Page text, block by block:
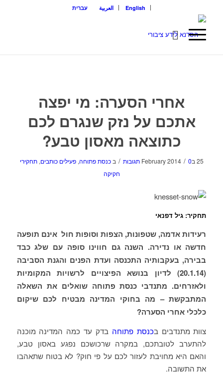
English العربية עברית
אחרי הסערה: מי יפצה
אתכם על נזק שנגרם לכם
כתוצאה מאסון טבע?
25 בFebruary 2014 / 0 תגובות / בכנסת פתוחה,פעילים כותבים,תחקירי
חקיקה
תחקיר: גיל דפנאי
רעידות אדמה, שטפונות, הצפות וסופות חול אינם תופעה
חדשה או נדירה. השנה גם חווינו סופה עם שלג כבד
בבירה, בעקבותיה התכנסה ועדת הפנים והגנת הסביבה
(20.1.14) לדיון בנושא הפיצויים לרשויות המקומיות
ולאזרחים. מתנדבי כנסת פתוחה שואלים את השאלה
המתבקשת – מה בחוקי המדינה מבטיח לכם שיקום
כלכלי אחרי הסערה?
צוות מתנדבים בכנסת פתוחה בדק עד כמה המדינה מוכנה
להתערב לטובתכם, במקרה שרכושכם נפגע באסון טבע,
והאם היא מחויבת לעזור לכם על פי חוק? לא בטוח שתאהבו
את התשובה.